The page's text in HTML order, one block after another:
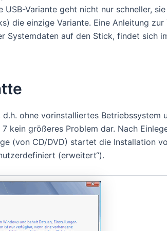
Variante geht nicht nur schneller,
die einzige Variante. Eine Anleitung
Systemdaten auf den Stick, findet sich
d.h. ohne vorinstalliertes
kein größeres Problem dar. Nach
(von CD/DVD) startet die Installation
(erweitert“).